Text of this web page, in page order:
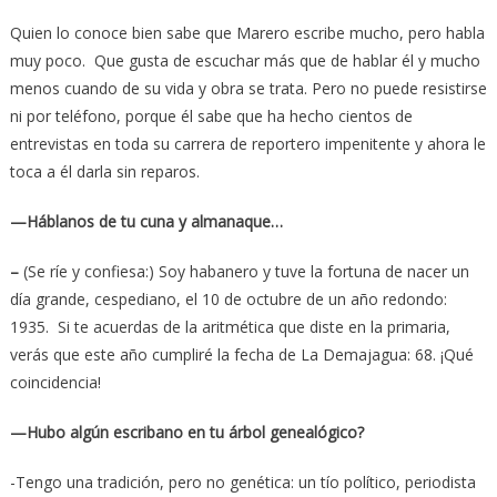
Quien lo conoce bien sabe que Marero escribe mucho, pero habla
muy poco. Que gusta de escuchar más que de hablar él y mucho
menos cuando de su vida y obra se trata. Pero no puede resistirse
ni por teléfono, porque él sabe que ha hecho cientos de
entrevistas en toda su carrera de reportero impenitente y ahora le
toca a él darla sin reparos.
—Háblanos de tu cuna y almanaque…
–(Se ríe y confiesa:) Soy habanero y tuve la fortuna de nacer un
día grande, cespediano, el 10 de octubre de un año redondo:
1935. Si te acuerdas de la aritmética que diste en la primaria,
verás que este año cumpliré la fecha de La Demajagua: 68. ¡Qué
coincidencia!
—Hubo algún escribano en tu árbol genealógico?
-Tengo una tradición, pero no genética: un tío político, periodista